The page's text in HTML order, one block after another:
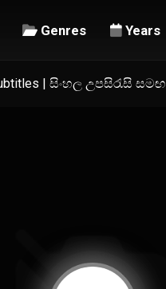
Genres Years
| සිංහල උපසිරැසි සමඟ